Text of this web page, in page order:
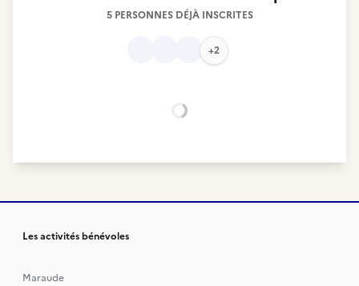
5 PERSONNES DÉJÀ INSCRITES
+2
Chargement...
Les activités bénévoles
Maraude